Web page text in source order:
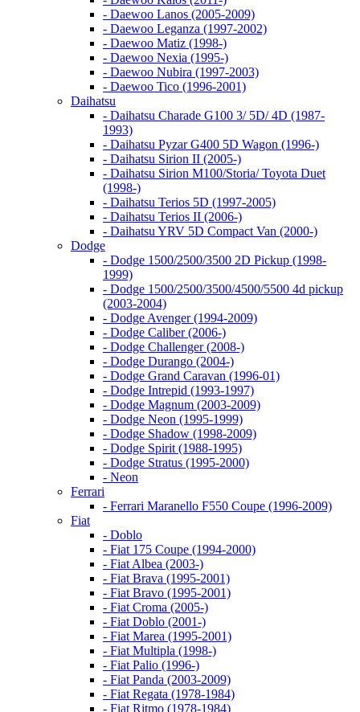
- Daewoo Lanos (2005-2009)
- Daewoo Leganza (1997-2002)
- Daewoo Matiz (1998-)
- Daewoo Nexia (1995-)
- Daewoo Nubira (1997-2003)
- Daewoo Tico (1996-2001)
Daihatsu
- Daihatsu Charade G100 3/ 5D/ 4D (1987-
1993)
- Daihatsu Pyzar G400 5D Wagon (1996-)
- Daihatsu Sirion II (2005-)
- Daihatsu Sirion M100/Storia/ Toyota Duet
(1998-)
- Daihatsu Terios 5D (1997-2005)
- Daihatsu Terios II (2006-)
- Daihatsu YRV 5D Compact Van (2000-)
Dodge
- Dodge 1500/2500/3500 2D Pickup (1998-
1999)
- Dodge 1500/2500/3500/4500/5500 4d pickup
(2003-2004)
- Dodge Avenger (1994-2009)
- Dodge Caliber (2006-)
- Dodge Challenger (2008-)
- Dodge Durango (2004-)
- Dodge Grand Caravan (1996-01)
- Dodge Intrepid (1993-1997)
- Dodge Magnum (2003-2009)
- Dodge Neon (1995-1999)
- Dodge Shadow (1998-2009)
- Dodge Spirit (1988-1995)
- Dodge Stratus (1995-2000)
- Neon
Ferrari
- Ferrari Maranello F550 Coupe (1996-2009)
Fiat
- Doblo
- Fiat 175 Coupe (1994-2000)
- Fiat Albea (2003-)
- Fiat Brava (1995-2001)
- Fiat Bravo (1995-2001)
- Fiat Croma (2005-)
- Fiat Doblo (2001-)
- Fiat Marea (1995-2001)
- Fiat Multipla (1998-)
- Fiat Palio (1996-)
- Fiat Panda (2003-2009)
- Fiat Regata (1978-1984)
- Fiat Ritmo (1978-1984)